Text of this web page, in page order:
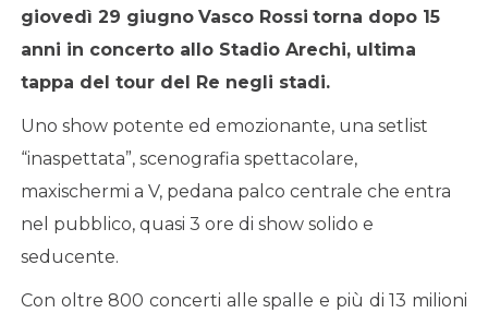
giovedì 29 giugno Vasco Rossi torna dopo 15
anni in concerto allo Stadio Arechi, ultima
tappa del tour del Re negli stadi.
Uno show potente ed emozionante, una setlist
“inaspettata”, scenografia spettacolare,
maxischermi a V, pedana palco centrale che entra
nel pubblico, quasi 3 ore di show solido e
seducente.
Con oltre 800 concerti alle spalle e più di 13 milioni